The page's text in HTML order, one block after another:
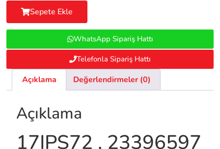
Sepete Ekle
WhatsApp Sipariş Hattı
Telefonla Sipariş Hattı
Açıklama Değerlendirmeler (0)
Açıklama
17IPS72 , 23396597